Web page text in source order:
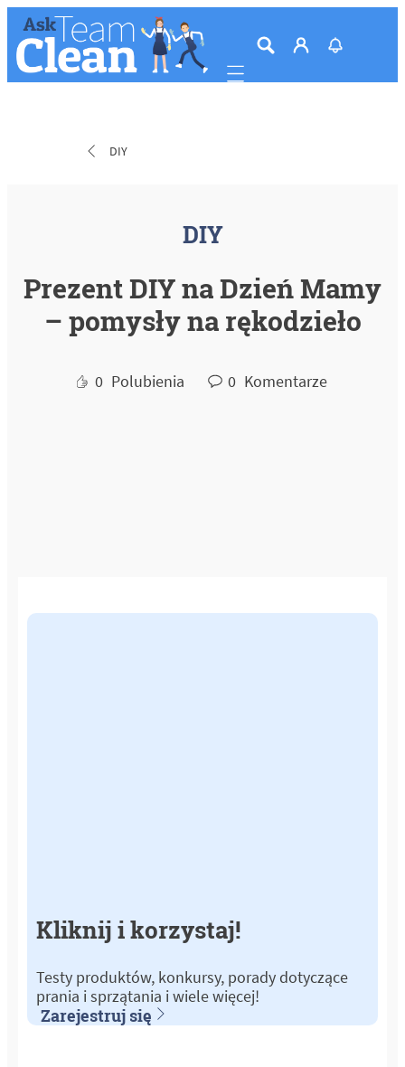
Mobile navigation
DIY
DIY
Prezent DIY na Dzień Mamy
– pomysły na rękodzieło
0 Polubienia 0 Komentarze
Kliknij i korzystaj!
Testy produktów, konkursy, porady dotyczące
prania i sprzątania i wiele więcej!
Zarejestruj się